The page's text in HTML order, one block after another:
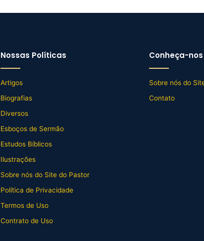
Nossas Políticas
Artigos
Biografias
Diversos
Esboços de Sermão
Estudos Bíblicos
Ilustrações
Sobre nós do Site do Pastor
Política de Privacidade
Termos de Uso
Contrato de Uso
Conheça-nos
Sobre nós do
Contato